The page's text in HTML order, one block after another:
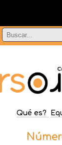
Qué es?